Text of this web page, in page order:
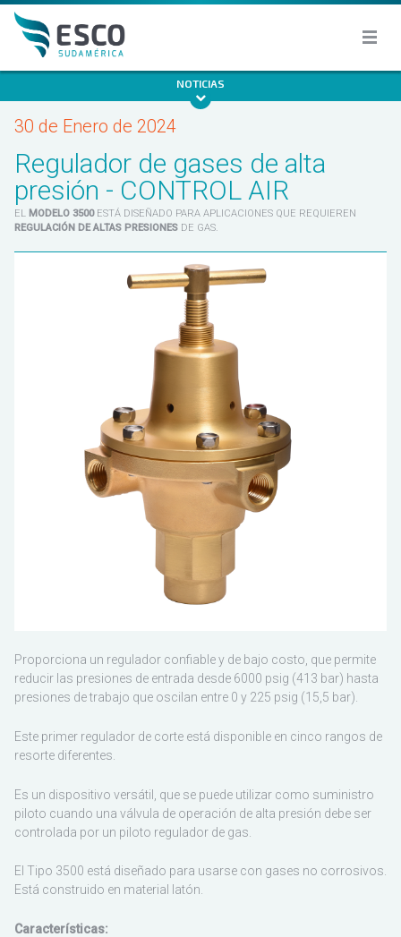
NOTICIAS
30 de Enero de 2024
Regulador de gases de alta
presión - CONTROL AIR
EL MODELO 3500ESTÁ DISEÑADO PARA APLICACIONES QUE REQUIEREN
REGULACIÓN DE ALTAS PRESIONES DE GAS.
Proporciona un regulador confiable y de bajo costo, que permite
reducir las presiones de entrada desde 6000 psig (413 bar) hasta
presiones de trabajo que oscilan entre 0 y 225 psig (15,5 bar).
Este primer regulador de corte está disponible en cinco rangos de
resorte diferentes.
Es un dispositivo versátil, que se puede utilizar como suministro
piloto cuando una válvula de operación de alta presión debe ser
controlada por un piloto regulador de gas.
El Tipo 3500 está diseñado para usarse con gases no corrosivos.
Está construido en material latón.
Características: